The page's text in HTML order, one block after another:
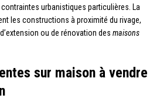
urbanistiques particulières. La
les constructions à proximité du rivage,
ou de rénovation des maisons
sur maison à vendre